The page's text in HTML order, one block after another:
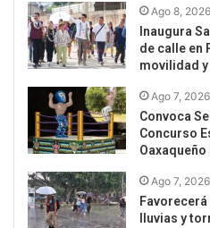
Ago 8, 2026
Inaugura
de calle en
movilidad
Ago 7, 2026
Convoca
Concurso
Oaxaqueño
Ago 7, 2026
lluvias y